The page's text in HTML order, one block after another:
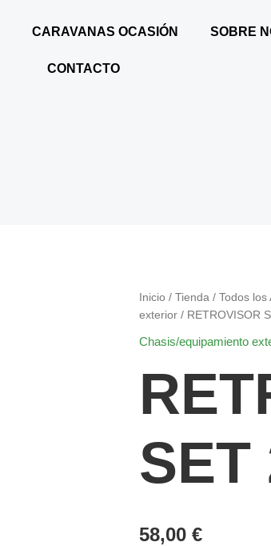
CARAVANAS OCASIÓN SOBRE
CONTACTO
Inicio / Tienda / Todos los
exterior / RETROVISOR
Chasis/equipamiento
SET
58,00 €